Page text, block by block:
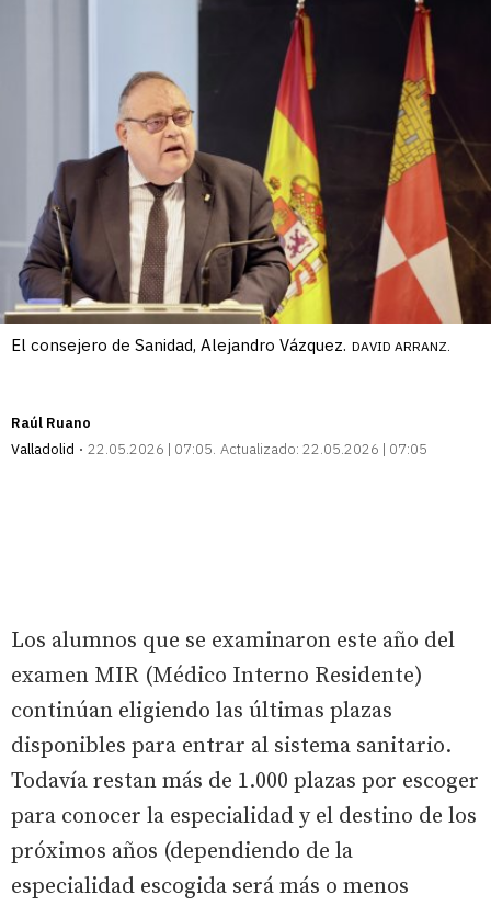
El consejero de Sanidad, Alejandro Vázquez. DAVID ARRANZ.
Raúl Ruano
Valladolid
22.05.2026 | 07:05 Actualizado: 22.05.2026 | 07:05
Los alumnos que se examinaron este año del
examen MIR (Médico Interno Residente)
continúan eligiendo las últimas plazas
disponibles para entrar al sistema sanitario.
Todavía restan más de 1.000 plazas por escoger
para conocer la especialidad y el destino de los
próximos años (dependiendo de la
especialidad escogida será más o menos